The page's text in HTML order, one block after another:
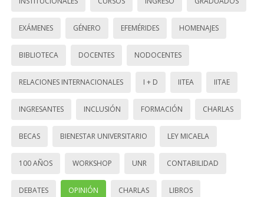
EXÁMENES GÉNERO EFEMÉRIDES HOMENAJES
BIBLIOTECA DOCENTES NODOCENTES
RELACIONES INTERNACIONALES I + D IITEA IITAE
INGRESANTES INCLUSIÓN FORMACIÓN CHARLAS
BECAS BIENESTAR UNIVERSITARIO LEY MICAELA
100 AÑOS WORKSHOP UNR CONTABILIDAD
DEBATES OPINIÓN CHARLAS LIBROS